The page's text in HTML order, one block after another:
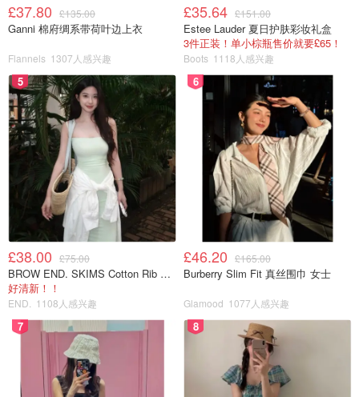
图片来源于@First Direct，版权属于原作者
5. Nationwide银行
现金奖励：175镑
点击查看
时间：2024年9月25日开始 随时截止
转换账户条件：
年满18岁且是英国居民
查看UK resident条件
在Nationwide开设FlexDirect账户，使用应用程序按照
指令在28天内完成银行转换。
开户后31天内，至少在账户内支付1000镑，并完成1次
以上借记卡付款，设置2笔活跃的Direct Debit付款
此优惠每用户仅限一次，
2021年8月18日后未曾转换或
收到Nationwide的其他银行转换福利
£37.80 £135.00
Ganni 棉府绸系带荷叶边上衣
Flannels 1307人感兴趣
£35.64 £151.00
Estee Lauder 夏日护肤彩妆礼盒
3件正装！单小棕瓶售价就要£65！
Boots 1118人感兴趣
5
£38.00 £75.00
BROW END. SKIMS Cotton Rib 长款背心连衣裙 薄荷绿
好清新！！
END. 1108人感兴趣
6
£46.20 £165.00
Burberry Slim Fit 真丝围巾 女士
Glamood 1077人感兴趣
7 8